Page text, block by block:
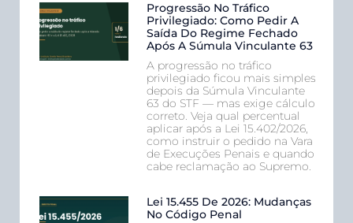
Progressão No Tráfico
Privilegiado: Como Pedir A
Saída Do Regime Fechado
Após A Súmula Vinculante 63
A progressão no tráfico
privilegiado ficou mais simples
depois da Súmula Vinculante
63 do STF — mas exige cálculo
correto. Veja qual percentual
aplicar após a Lei 15.402/2026,
como instruir o pedido na Vara
de Execuções Penais e quando
cabe reclamação ao Supremo.
Lei 15.455 De 2026: Mudanças
No Código Penal